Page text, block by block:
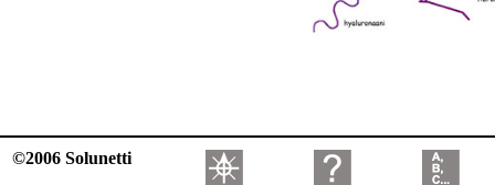
©2006 Solunetti